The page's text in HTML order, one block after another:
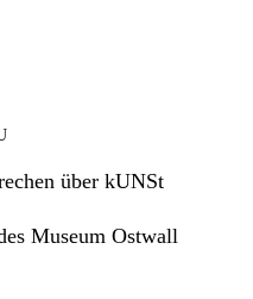
über kUNSt
Museum Ostwall